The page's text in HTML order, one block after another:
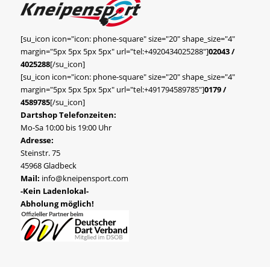
[su_icon icon="icon: phone-square" size="20" shape_size="4"
margin="5px 5px 5px 5px" url="tel:+4920434025288"]02043 /
4025288[/su_icon]
[su_icon icon="icon: phone-square" size="20" shape_size="4"
margin="5px 5px 5px 5px" url="tel:+491794589785"]0179 /
4589785[/su_icon]
Dartshop Telefonzeiten:
Mo-Sa 10:00 bis 19:00 Uhr
Adresse:
Steinstr. 75
45968 Gladbeck
Mail: info@kneipensport.com
-Kein Ladenlokal-
Abholung möglich!